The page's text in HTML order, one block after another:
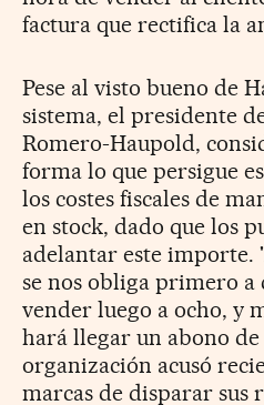
factura que rectifica la
Pese al visto bueno de
sistema, el presidente
Romero-Haupold,
forma lo que persigue
los costes fiscales de
en stock, dado que los
adelantar este importe.
se nos obliga primero a
vender luego a ocho, y
hará llegar un abono de
organización acusó
marcas de disparar sus